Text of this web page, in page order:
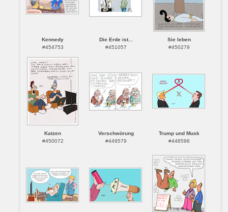
Kennedy
#454753
Die Erde ist...
#451057
Sie leben
#450279
Katzen
#450072
Verschwörung
#449579
Trump und Musk
#448596